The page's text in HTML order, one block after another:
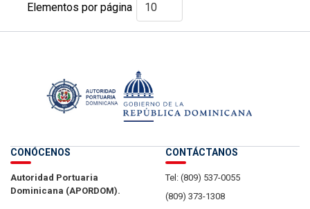
Elementos por página
CONÓCENOS
Autoridad Portuaria
Dominicana (APORDOM).
CONTÁCTANOS
Tel: (809) 537-0055
(809) 373-1308